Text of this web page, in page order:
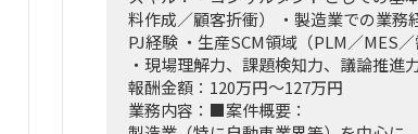
※初回契約は1～3か月、以降は双方合
■出社の仕方について：
都内近郊での出社＋リモートのハイブリ
※人材側の希望により調整可
料作成／顧客折衝） ・製造業での業務
PJ経験 ・生産SCM領域（PLM／MES
・現場理解力、課題検知力、議論推進
報酬金額：120万円～127万円
業務内容：■案件概要：